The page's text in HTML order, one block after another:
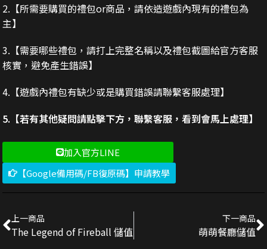
2. 【所需要購買的禮包or商品，請依造遊戲內現有的禮包為
主】
3. 【需要哪些禮包，請打上完整名稱以及禮包截圖給官方客服
核實，避免產生錯誤】
4.【遊戲內禮包有缺少或是購買錯誤請聯繫客服處理】
5.【若有其他疑問請點擊下方，聯繫客服，看到會馬上處理】
加入官方LINE
【Google備用碼/FB復原碼】申請教學
上一商品
The Legend of Fireball 儲值
下一商品
萌萌餐廳儲值